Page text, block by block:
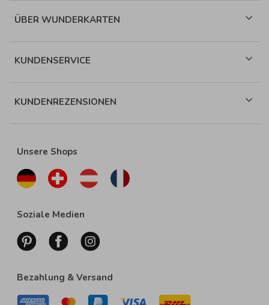
ÜBER WUNDERKARTEN
KUNDENSERVICE
KUNDENREZENSIONEN
Unsere Shops
Soziale Medien
Bezahlung & Versand